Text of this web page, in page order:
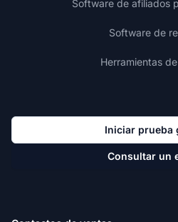
Software de afiliados
Software de
Herramientas
Iniciar prueba
Consultar un